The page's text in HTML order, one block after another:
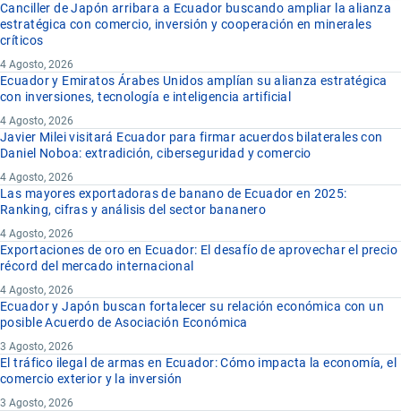
Canciller de Japón arribara a Ecuador buscando ampliar la alianza
estratégica con comercio, inversión y cooperación en minerales
críticos
4 Agosto, 2026
Ecuador y Emiratos Árabes Unidos amplían su alianza estratégica
con inversiones, tecnología e inteligencia artificial
4 Agosto, 2026
Javier Milei visitará Ecuador para firmar acuerdos bilaterales con
Daniel Noboa: extradición, ciberseguridad y comercio
4 Agosto, 2026
Las mayores exportadoras de banano de Ecuador en 2025:
Ranking, cifras y análisis del sector bananero
4 Agosto, 2026
Exportaciones de oro en Ecuador: El desafío de aprovechar el precio
récord del mercado internacional
4 Agosto, 2026
Ecuador y Japón buscan fortalecer su relación económica con un
posible Acuerdo de Asociación Económica
3 Agosto, 2026
El tráfico ilegal de armas en Ecuador: Cómo impacta la economía, el
comercio exterior y la inversión
3 Agosto, 2026